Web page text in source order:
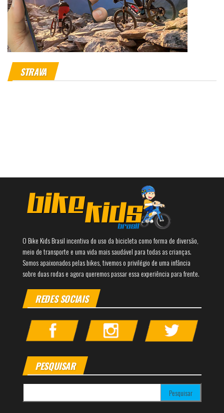
STRAVA
O Bike Kids Brasil incentiva do uso da bicicleta como forma de diversão,
meio de transporte e uma vida mais saudável para todas as crianças.
Somos apaixonados pelas bikes, tivemos o privilégio de uma infância
sobre duas rodas e agora queremos passar essa experiência para frente.
REDES SOCIAIS
PESQUISAR